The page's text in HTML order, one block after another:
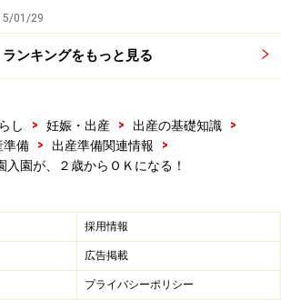
のなら専業主婦のママにとっては助か
す。
りますね。」
、４歳児入園もできる中で、やはり３
マがかなり多くなってきているのも事
もをのびのびと遊ばせられる環境が少
01/29
ランキングをもっと見る
し > 妊娠・出産 > 出産の基礎知識
>
準備
> 出産準備関連情報
>
入園が、２歳からＯＫになる！
採用情報
広告掲載
プライバシーポリシー